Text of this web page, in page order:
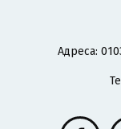
Адреса: